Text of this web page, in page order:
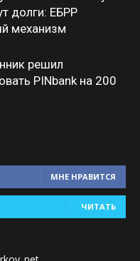
долги: ЕБРР
механизм
решил
PINbank на 200
МНЕ НРАВИТСЯ
ЧИТАТЬ